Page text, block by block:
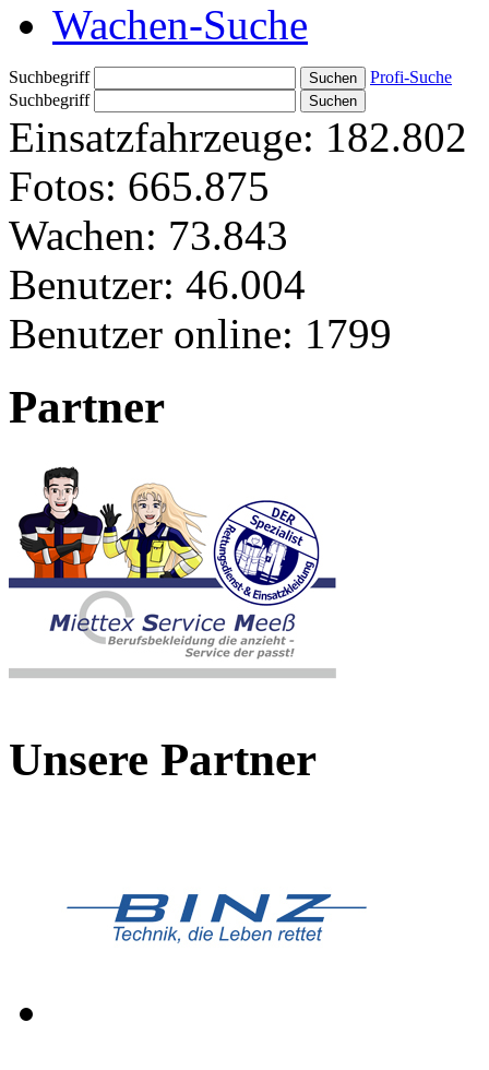
Wachen-Suche
Suchbegriff
Profi-Suche
Suchbegriff
Einsatzfahrzeuge: 182.802
Fotos: 665.875
Wachen: 73.843
Benutzer: 46.004
Benutzer online: 1799
Partner
Unsere Partner